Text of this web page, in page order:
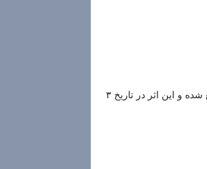
، خیابان ساحلی، محله بهبهانی واقع شده و این اثر در تاریخ ۳